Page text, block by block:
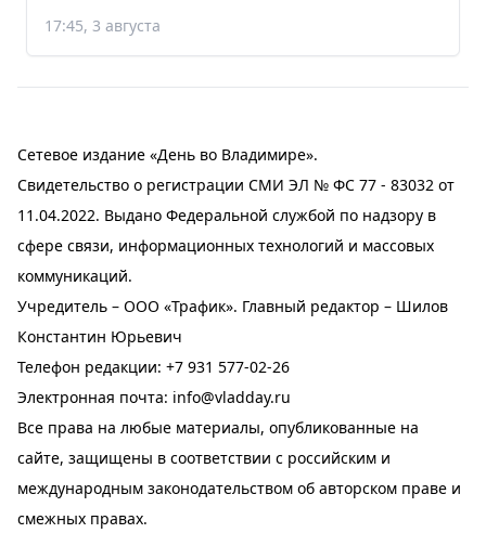
17:45, 3 августа
Сетевое издание «День во Владимире».
Свидетельство о регистрации СМИ ЭЛ № ФС 77 - 83032 от
11.04.2022. Выдано Федеральной службой по надзору в
сфере связи, информационных технологий и массовых
коммуникаций.
Учредитель – ООО «Трафик». Главный редактор – Шилов
Константин Юрьевич
Телефон редакции: +7 931 577-02-26
Электронная почта: info@vladday.ru
Все права на любые материалы, опубликованные на
сайте, защищены в соответствии с российским и
международным законодательством об авторском праве и
смежных правах.